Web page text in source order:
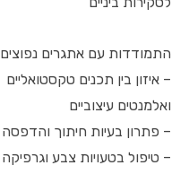
התמודדות עם אתגרים נפוצים
– איזון בין תכנים טקסטואליים
ואלמנטים עיצוביים
– פתרון בעיות חיתוך והדפסה
– טיפול בטעויות צבע וגרפיקה